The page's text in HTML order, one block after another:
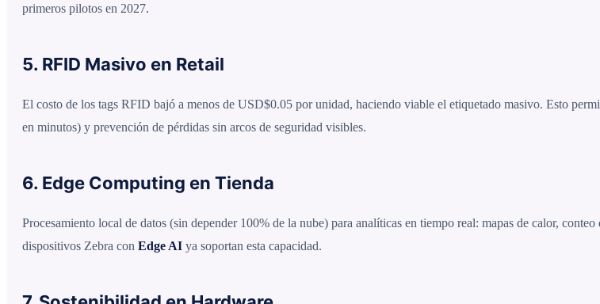
primeros pilotos en 2027.
5. RFID Masivo en Retail
El costo de los tags RFID bajó a menos de USD$0.05 por unidad, haciendo viable el etiquetado masivo. Esto
en minutos) y prevención de pérdidas sin arcos de seguridad visibles.
6. Edge Computing en Tienda
Procesamiento local de datos (sin depender 100% de la nube) para analíticas en tiempo real: mapas de calor,
dispositivos Zebra con Edge AI ya soportan esta capacidad.